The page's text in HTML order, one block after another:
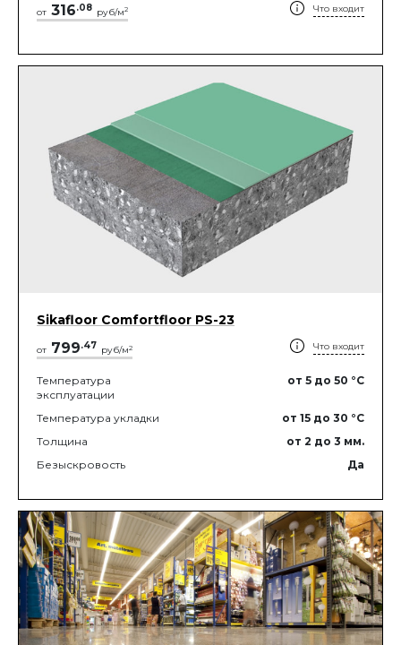
от 316.08 руб/м2 Что входит
Sikafloor Comfortfloor PS-23
от 799.47 руб/м2 Что входит
Температура
эксплуатации
от 5 до 50 °C
Температура укладки от 15 до 30 °C
Толщина
от 2 до 3 мм.
Безыскровость
Да